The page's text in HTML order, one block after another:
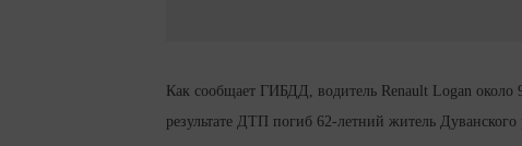
Как сообщает ГИБДД, водитель Renault Logan
результате ДТП погиб 62-летний житель Дуванского